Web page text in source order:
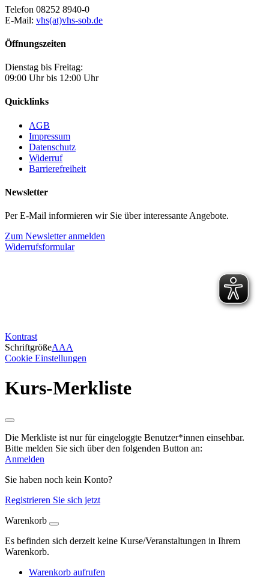
Telefon 08252 8940-0
E-Mail: vhs(at)vhs-sob.de
Öffnungszeiten
Dienstag bis Freitag:
09:00 Uhr bis 12:00 Uhr
Quicklinks
AGB
Impressum
Datenschutz
Widerruf
Barrierefreiheit
Newsletter
Per E-Mail informieren wir Sie über interessante Angebote.
Zum Newsletter anmelden
Widerrufsformular
Kontrast
SchriftgrößeAAA
Cookie Einstellungen
Kurs-Merkliste
Die Merkliste ist nur für eingeloggte Benutzer*innen einsehbar.
Bitte melden Sie sich über den folgenden Button an:
Anmelden
Sie haben noch kein Konto?
Registrieren Sie sich jetzt
Warenkorb
Es befinden sich derzeit keine Kurse/Veranstaltungen in Ihrem
Warenkorb.
Warenkorb aufrufen